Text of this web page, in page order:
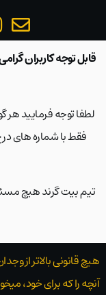
قابل توجه کاربران
لطفا توجه فرمایید هر
فقط با شماره های
تیم بیت گرند هیچ
هیچ قانونی بالاتر از
آنچه را که برای خود،